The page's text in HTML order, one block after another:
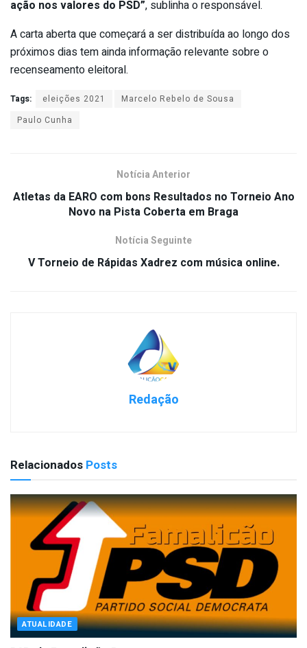
ação nos valores do PSD”, sublinha o responsável.
A carta aberta que começará a ser distribuída ao longo dos
próximos dias tem ainda informação relevante sobre o
recenseamento eleitoral.
Tags: eleições 2021
Marcelo Rebelo de Sousa
Paulo Cunha
Notícia Anterior
Atletas da EARO com bons Resultados no Torneio Ano
Novo na Pista Coberta em Braga
Notícia Seguinte
V Torneio de Rápidas Xadrez com música online.
Redação
Relacionados Posts
ATUALIDADE